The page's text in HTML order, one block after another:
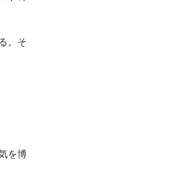
。そ
を博